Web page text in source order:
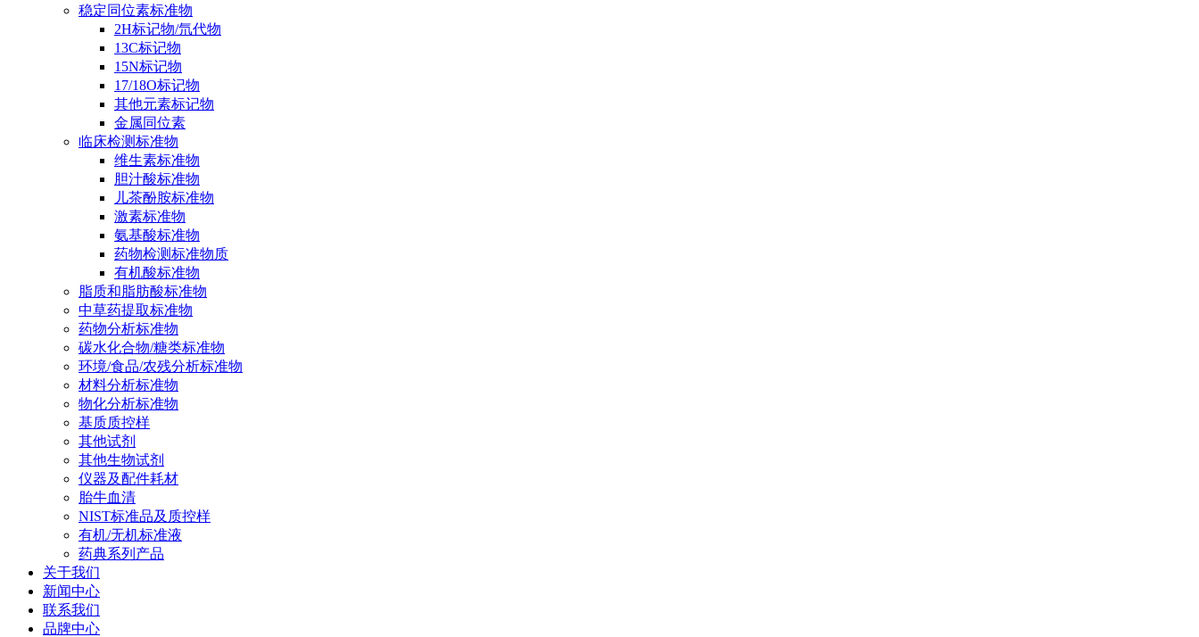
稳定同位素标准物
2H标记物/氘代物
13C标记物
15N标记物
17/18O标记物
其他元素标记物
金属同位素
临床检测标准物
维生素标准物
胆汁酸标准物
儿茶酚胺标准物
激素标准物
氨基酸标准物
药物检测标准物质
有机酸标准物
脂质和脂肪酸标准物
中草药提取标准物
药物分析标准物
碳水化合物/糖类标准物
环境/食品/农残分析标准物
材料分析标准物
物化分析标准物
基质质控样
其他试剂
其他生物试剂
仪器及配件耗材
胎牛血清
NIST标准品及质控样
有机/无机标准液
药典系列产品
关于我们
新闻中心
联系我们
品牌中心